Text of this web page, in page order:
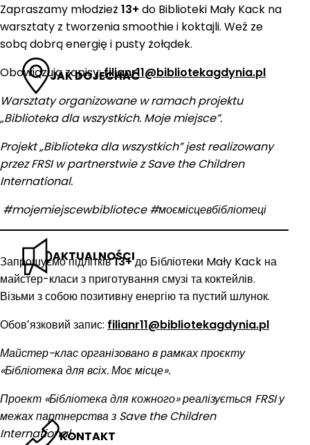
JAK DOJECHAĆ
AKTUALNOŚCI
KONTAKT
Zapraszamy młodzież 13+ do Biblioteki Mały Kack na
warsztaty z tworzenia smoothie i koktajli. Weź ze
sobą dobrą energię i pusty żołądek.
Obowiązują zapisy:filianr11@bibliotekagdynia.pl
Warsztaty organizowane w ramach projektu
„Biblioteka dla wszystkich. Moje miejsce”.
Projekt „Biblioteka dla wszystkich” jest realizowany
przez FRSI w partnerstwie z Save the Children
International.
#mojemiejscewbibliotece #моємісцевбібліотеці
Запрошуємо підлітків13+до Бібліотеки Mały Kack на
майстер-класи з приготування смузі та коктейлів.
Візьми з собою позитивну енергію та пустий шлунок.
Обовʼязковий запис: filianr11@bibliotekagdynia.pl
Майстер-клас організовано в рамках проєкту
«Бібліотека для всіх. Моє місце».
Проект «Бібліотека для кожного» реалізується FRSI у
межах партнерства з Save the Children
International.